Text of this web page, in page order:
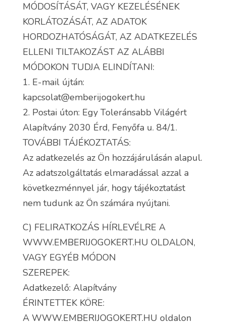
MÓDOSÍTÁSÁT, VAGY KEZELÉSÉNEK
KORLÁTOZÁSÁT, AZ ADATOK
HORDOZHATÓSÁGÁT, AZ ADATKEZELÉS
ELLENI TILTAKOZÁST AZ ALÁBBI
MÓDOKON TUDJA ELINDÍTANI:
1. E-mail újtán:
kapcsolat@emberijogokert.hu
2. Postai úton: Egy Toleránsabb Világért
Alapítvány 2030 Érd, Fenyőfa u. 84/1.
TOVÁBBI TÁJÉKOZTATÁS:
Az adatkezelés az Ön hozzájárulásán alapul.
Az adatszolgáltatás elmaradással azzal a
következménnyel jár, hogy tájékoztatást
nem tudunk az Ön számára nyújtani.
C) FELIRATKOZÁS HÍRLEVÉLRE A
WWW.EMBERIJOGOKERT.HU OLDALON,
VAGY EGYÉB MÓDON
SZEREPEK:
Adatkezelő: Alapítvány
ÉRINTETTEK KÖRE:
A WWW.EMBERIJOGOKERT.HU oldalon